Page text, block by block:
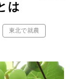
は
東北で就農